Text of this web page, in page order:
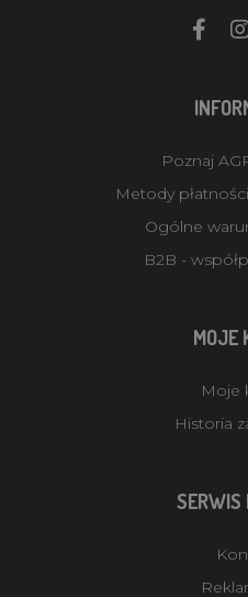
Poznaj
Metody
Ogólne
B2B -
MOJE
Moje
Historia
SERWIS